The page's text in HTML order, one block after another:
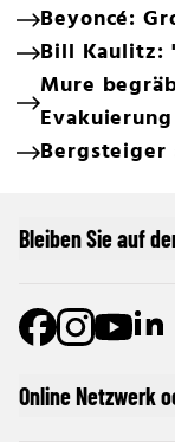
Beyoncé:
Bill Kaulitz:
Mure
Evakuierung
Online Netzwerk
Bleiben Sie auf